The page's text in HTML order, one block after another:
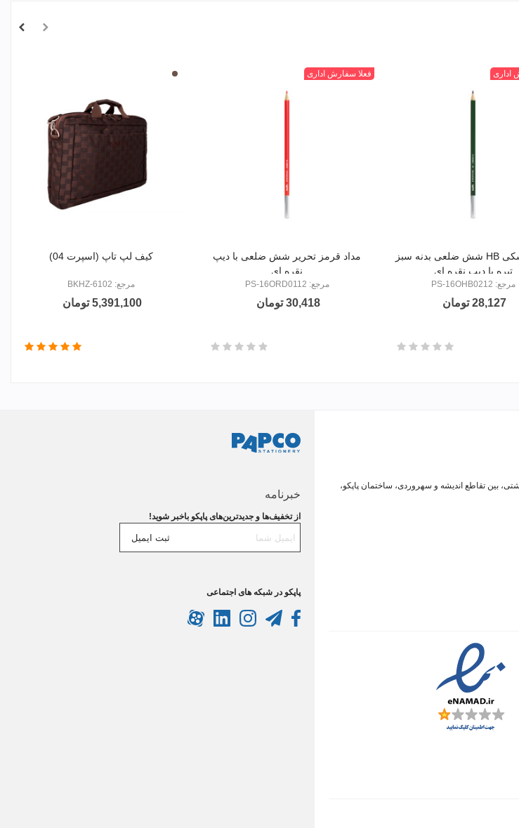
اداری
مداد مشکی HB شش ضلعی بدنه سبز
تیره با دیپ نقره ای
مرجع: PS-16OHB0212
28,127 تومان
قرمز
فعلا سفارش اداری
مداد قرمز تحریر شش ضلعی با دیپ
نقره ای
مرجع: PS-16ORD0112
30,418 تومان
قهوه
کیف لپ تاپ (اسپرت 04)
مرجع: BKHZ-6102
5,391,100 تومان
بین تقاطع اندیشه و سهروردی، ساختمان پاپکو،
خبرنامه
از تخفیف‌ها و جدیدترین‌های پاپکو باخبر شوید!
ثبت ایمیل
پاپکو در شبکه های اجتماعی